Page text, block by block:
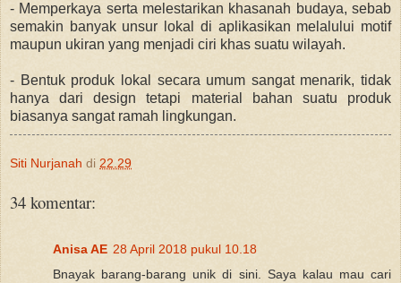
- Memperkaya serta melestarikan khasanah budaya, sebab
semakin banyak unsur lokal di aplikasikan melalului motif
maupun ukiran yang menjadi ciri khas suatu wilayah.
- Bentuk produk lokal secara umum sangat menarik, tidak
hanya dari design tetapi material bahan suatu produk
biasanya sangat ramah lingkungan.
Siti Nurjanah di 22.29
34 komentar:
Anisa AE 28 April 2018 pukul 10.18
Bnayak barang-barang unik di sini. Saya kalau mau cari